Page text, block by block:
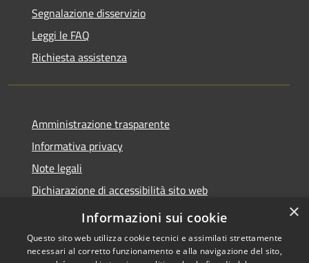
Segnalazione disservizio
Leggi le FAQ
Richiesta assistenza
Amministrazione trasparente
Informativa privacy
Note legali
Dichiarazione di accessibilità sito web
WhistleblowingPA
×
Informazioni sui cookie
Questo sito web utilizza cookie tecnici e assimilati strettamente
necessari al corretto funzionamento e alla navigazione del sito,